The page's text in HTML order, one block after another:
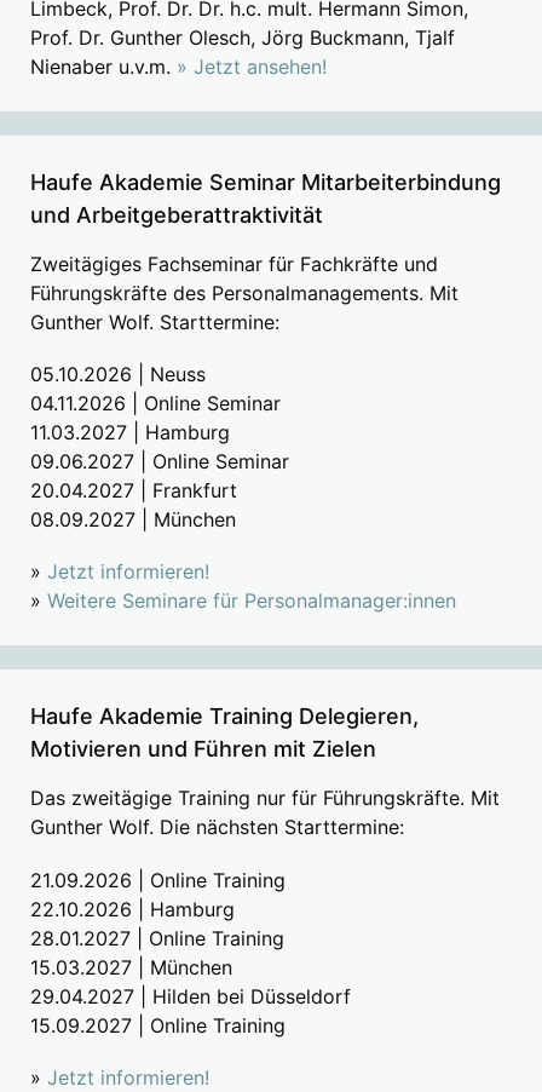
Limbeck, Prof. Dr. Dr. h.c. mult. Hermann Simon,
Prof. Dr. Gunther Olesch, Jörg Buckmann, Tjalf
Nienaber u.v.m. » Jetzt ansehen!
Haufe Akademie Seminar Mitarbeiterbindung
und Arbeitgeberattraktivität
Zweitägiges Fachseminar für Fachkräfte und
Führungskräfte des Personalmanagements. Mit
Gunther Wolf. Starttermine:
05.10.2026 | Neuss
04.11.2026 | Online Seminar
11.03.2027 | Hamburg
09.06.2027 | Online Seminar
20.04.2027 | Frankfurt
08.09.2027 | München
» Jetzt informieren!
» Weitere Seminare für Personalmanager:innen
Haufe Akademie Training Delegieren,
Motivieren und Führen mit Zielen
Das zweitägige Training nur für Führungskräfte. Mit
Gunther Wolf. Die nächsten Starttermine:
21.09.2026 | Online Training
22.10.2026 | Hamburg
28.01.2027 | Online Training
15.03.2027 | München
29.04.2027 | Hilden bei Düsseldorf
15.09.2027 | Online Training
» Jetzt informieren!